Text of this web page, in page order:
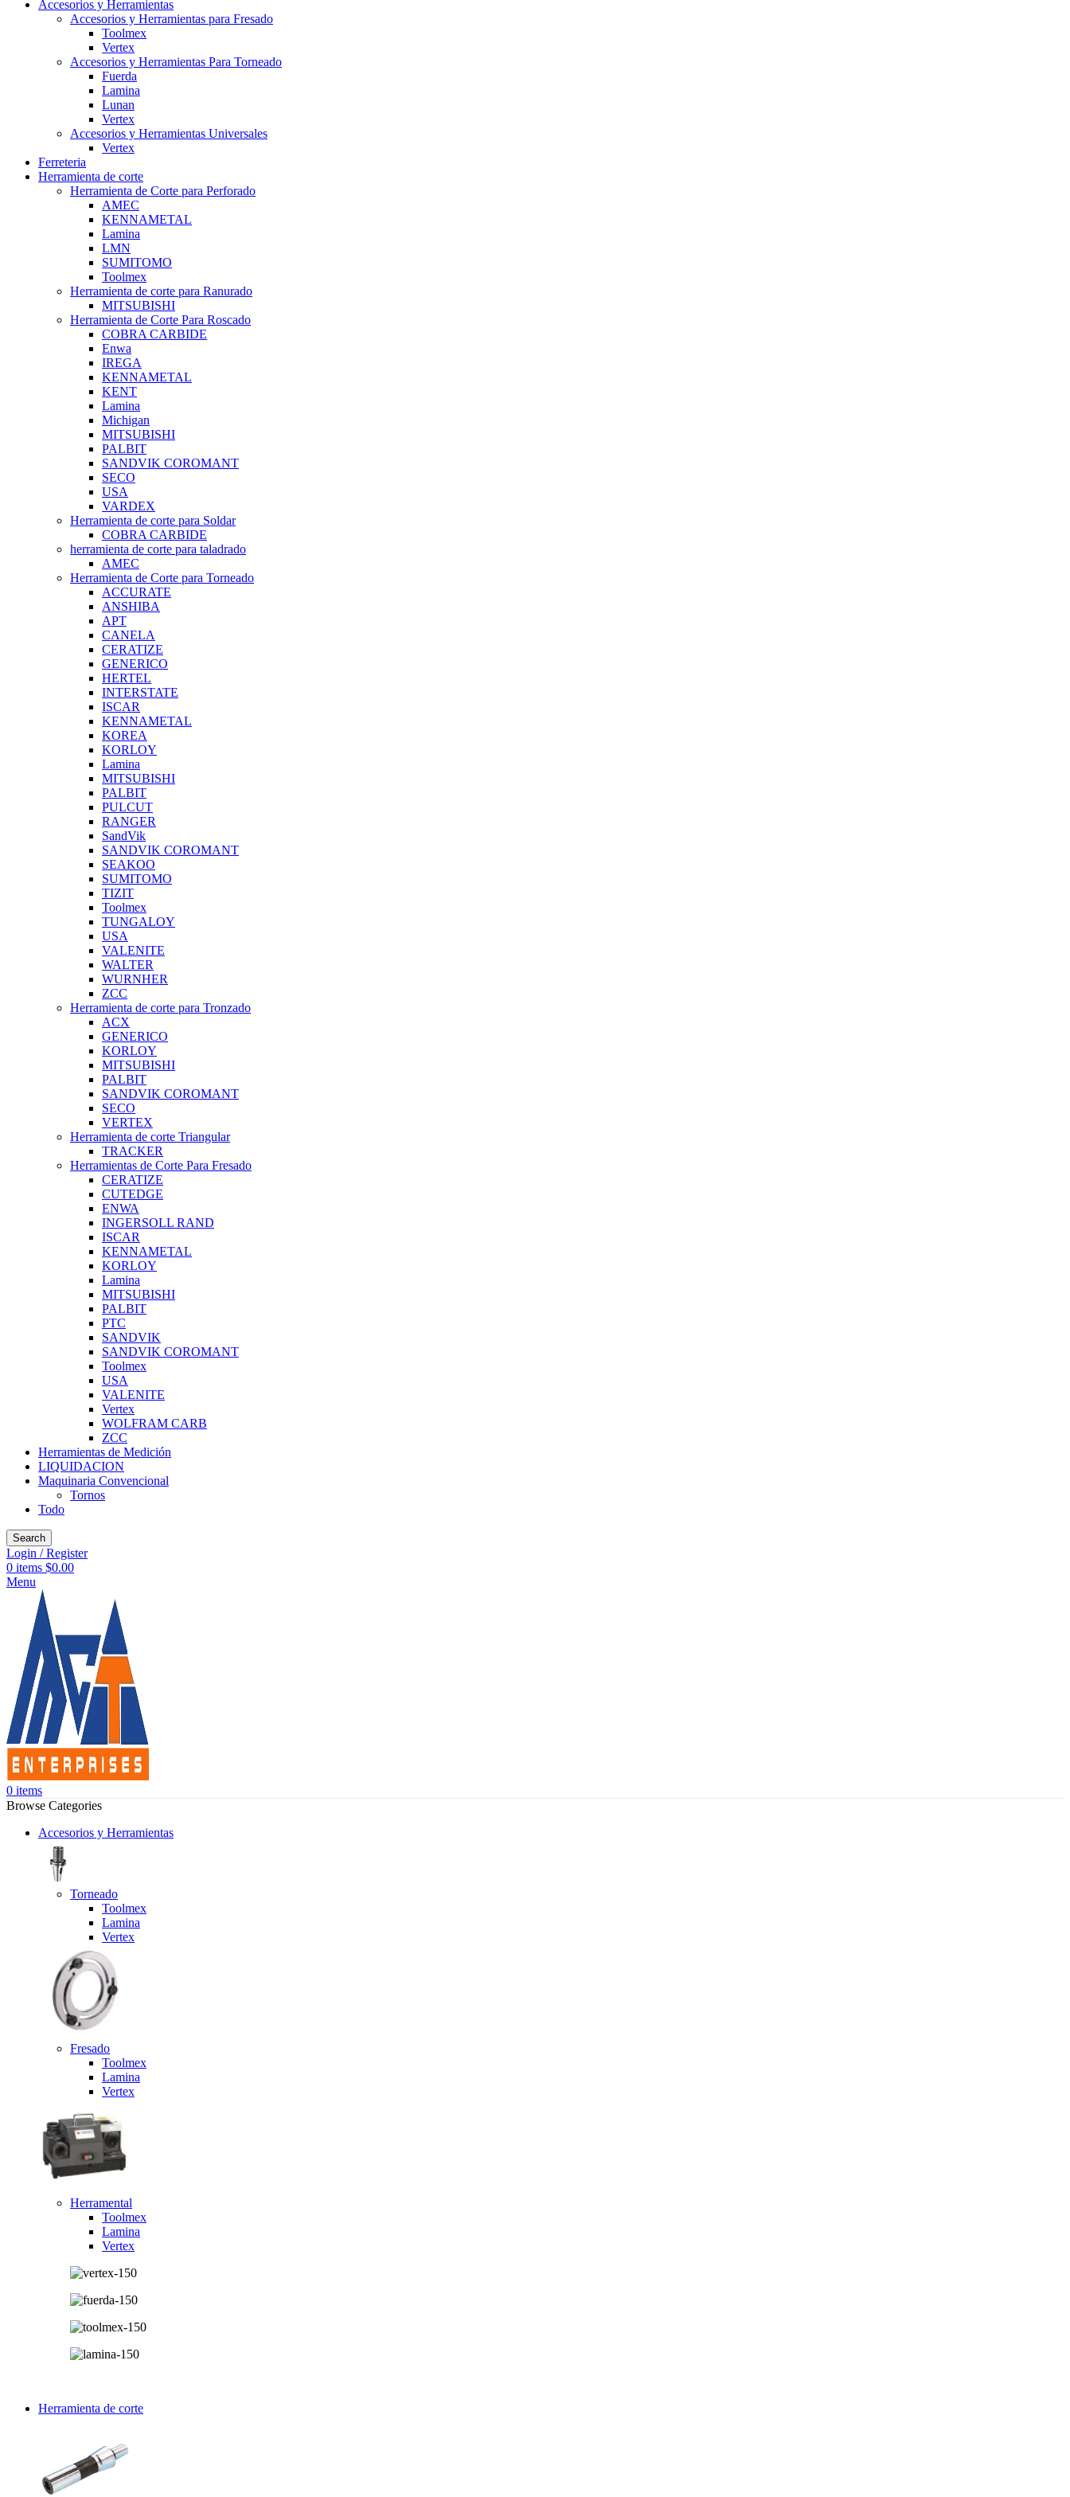
Accesorios y Herramientas
Accesorios y Herramientas para Fresado
Toolmex
Vertex
Accesorios y Herramientas Para Torneado
Fuerda
Lamina
Lunan
Vertex
Accesorios y Herramientas Universales
Vertex
Ferreteria
Herramienta de corte
Herramienta de Corte para Perforado
AMEC
KENNAMETAL
Lamina
LMN
SUMITOMO
Toolmex
Herramienta de corte para Ranurado
MITSUBISHI
Herramienta de Corte Para Roscado
COBRA CARBIDE
Enwa
IREGA
KENNAMETAL
KENT
Lamina
Michigan
MITSUBISHI
PALBIT
SANDVIK COROMANT
SECO
USA
VARDEX
Herramienta de corte para Soldar
COBRA CARBIDE
herramienta de corte para taladrado
AMEC
Herramienta de Corte para Torneado
ACCURATE
ANSHIBA
APT
CANELA
CERATIZE
GENERICO
HERTEL
INTERSTATE
ISCAR
KENNAMETAL
KOREA
KORLOY
Lamina
MITSUBISHI
PALBIT
PULCUT
RANGER
SandVik
SANDVIK COROMANT
SEAKOO
SUMITOMO
TIZIT
Toolmex
TUNGALOY
USA
VALENITE
WALTER
WURNHER
ZCC
Herramienta de corte para Tronzado
ACX
GENERICO
KORLOY
MITSUBISHI
PALBIT
SANDVIK COROMANT
SECO
VERTEX
Herramienta de corte Triangular
TRACKER
Herramientas de Corte Para Fresado
CERATIZE
CUTEDGE
ENWA
INGERSOLL RAND
ISCAR
KENNAMETAL
KORLOY
Lamina
MITSUBISHI
PALBIT
PTC
SANDVIK
SANDVIK COROMANT
Toolmex
USA
VALENITE
Vertex
WOLFRAM CARB
ZCC
Herramientas de Medición
LIQUIDACION
Maquinaria Convencional
Tornos
Todo
Search
Login / Register
0 items $0.00
Menu
0 items
Browse Categories
Accesorios y Herramientas
Torneado
Toolmex
Lamina
Vertex
Fresado
Toolmex
Lamina
Vertex
Herramental
Toolmex
Lamina
Vertex
Herramienta de corte